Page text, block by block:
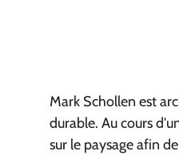
Mark Schollen est
durable. Au cours
sur le paysage afin